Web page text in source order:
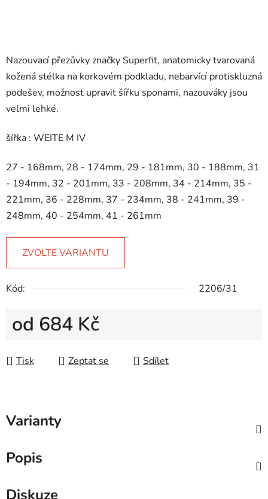
Nazouvací přezůvky značky Superfit, anatomicky tvarovaná
kožená stélka na korkovém podkladu, nebarvící protiskluzná
podešev, možnost upravit šířku sponami, nazouváky jsou
velmi lehké.
šířka : WEITE M IV
27 - 168mm, 28 - 174mm, 29 - 181mm, 30 - 188mm, 31
- 194mm, 32 - 201mm, 33 - 208mm, 34 - 214mm, 35 -
221mm, 36 - 228mm, 37 - 234mm, 38 - 241mm, 39 -
248mm, 40 - 254mm, 41 - 261mm
ZVOLTE VARIANTU
Kód: 2206/31
od 684 Kč
Tisk
Zeptat se Sdílet
Varianty
Popis
Diskuze